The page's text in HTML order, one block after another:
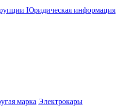
Юридическая информация
марка Электрокары